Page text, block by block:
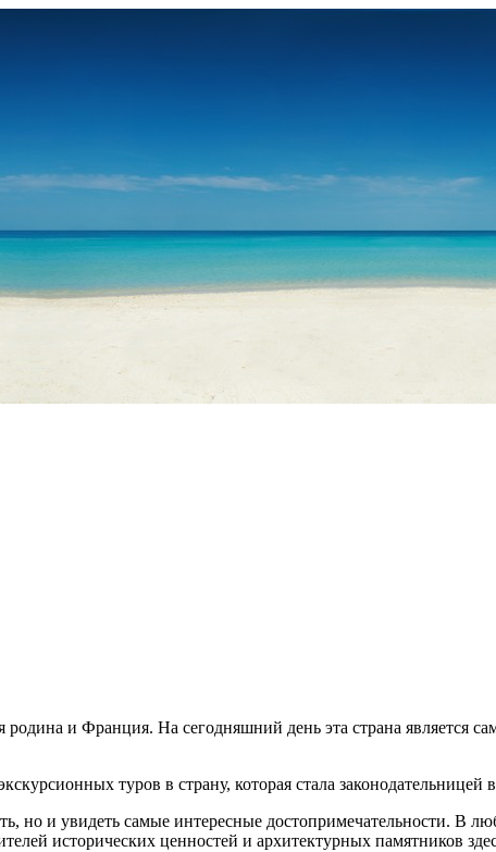
родина и Франция. На сегодняшний день эта страна является
туров в страну, которая стала законодательницей
но и увидеть самые интересные достопримечательности. В
исторических ценностей и архитектурных памятников